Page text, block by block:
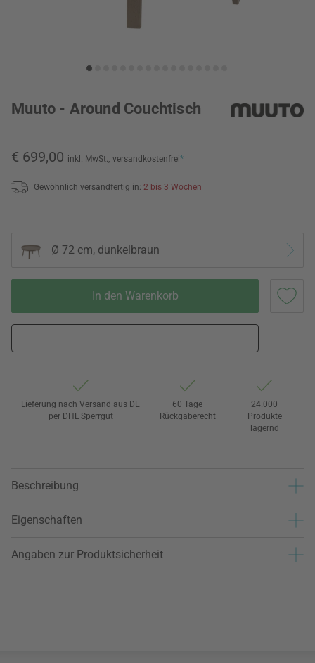
Muuto - Around Couchtisch
€ 699,00 inkl. MwSt., versandkostenfrei*
Gewöhnlich versandfertig in: 2 bis 3 Wochen
Ø 72 cm, dunkelbraun
In den Warenkorb
Lieferung nach Versand aus DE
per DHL Sperrgut
60 Tage
Rückgaberecht
24.000
Produkte
lagernd
Beschreibung
Eigenschaften
Angaben zur Produktsicherheit